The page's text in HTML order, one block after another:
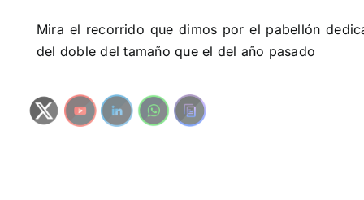
Mira el recorrido que dimos por el pabellón
del doble del tamaño que el del año pasado